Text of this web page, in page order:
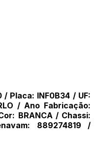
Placa: INF0B34 / UF:
/ Ano Fabricação:
BRANCA / Chassi:
889274819 /
TIAGOFELIPE R$ 1,00
TIAGOFELIPE R$ 1,00
ou